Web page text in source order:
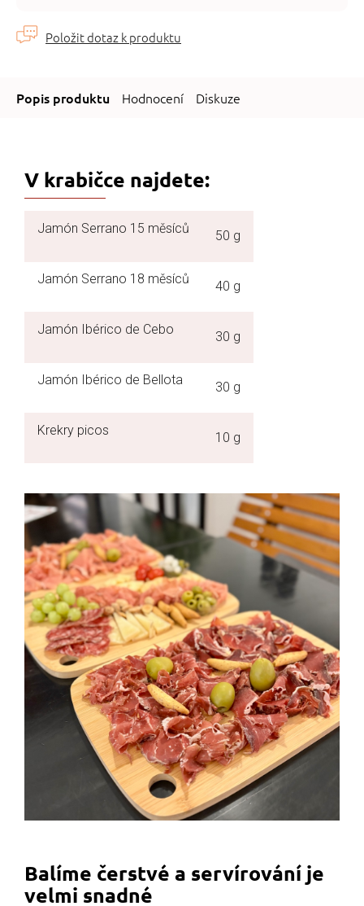
Hodnocení Diskuze
V krabičce najdete:
Jamón Serrano 15 měsíců 50 g
Jamón Serrano 18 měsíců 40 g
Jamón Ibérico de Cebo 30 g
Jamón Ibérico de Bellota 30 g
Krekry picos 10 g
Balíme čerstvé a servírování je
velmi snadné